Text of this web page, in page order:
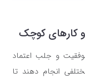
کارهای کوچک
و جلب اعتماد
انجام دهند تا